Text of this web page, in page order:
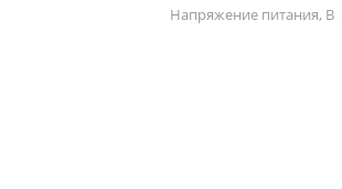
Напряжение питания, В